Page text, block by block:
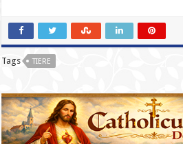
Tags TIERE